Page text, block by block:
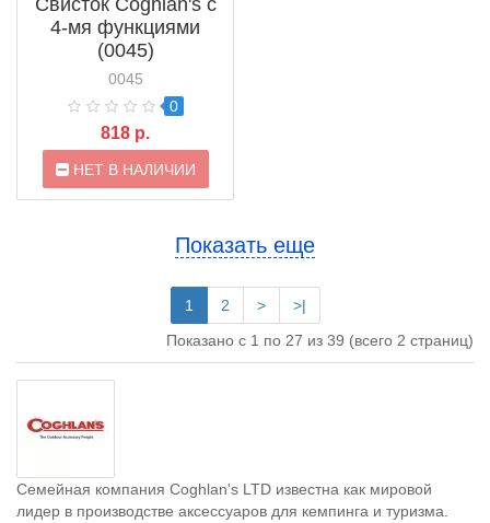
Свисток Coghlan's с
4-мя функциями
(0045)
0045
0
818 р.
НЕТ В НАЛИЧИИ
Показать еще
1 2 >
>|
Показано с 1 по 27 из 39 (всего 2 страниц)
Семейная компания Coghlan's LTD известна как мировой
лидер в производстве аксессуаров для кемпинга и туризма.